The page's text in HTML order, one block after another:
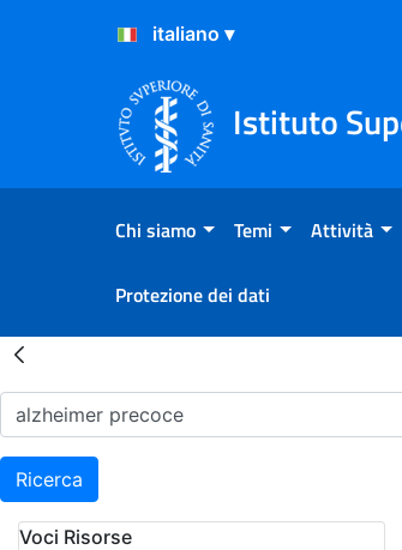
Salta al Contenuto
Salta al Footer
Istituto
Chi siamo Temi Attività
Protezione dei dati
Risultati della
Ricerca
Voci Risorse